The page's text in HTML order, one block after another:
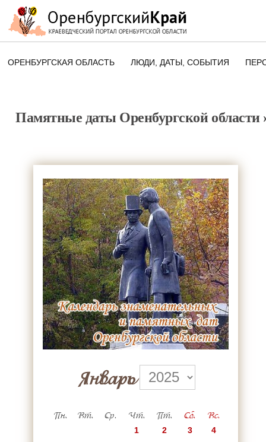
ОРЕНБУРГСКАЯ ОБЛАСТЬ ЛЮДИ, ДАТЫ, CОБЫТИЯ
ПАМЯТНЫЕ ДАТЫ
Памятные даты Оренбургской области
Январь
Пн. Вт. Ср. Чт. Пт. Сб. Вс.
1 2 3
4